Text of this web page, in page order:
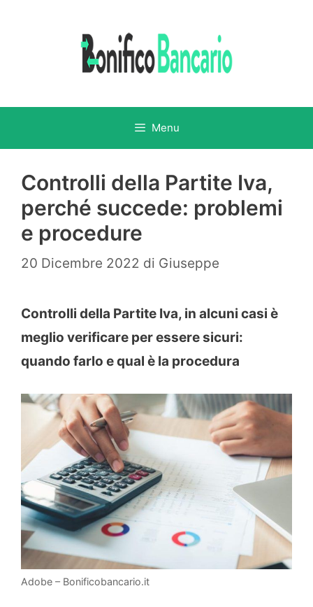
Menu
Controlli della Partite Iva,
perché succede: problemi
e procedure
20 Dicembre 2022 di Giuseppe
Controlli della Partite Iva, in alcuni casi è
meglio verificare per essere sicuri:
quando farlo e qual è la procedura
Adobe – Bonificobancario.it